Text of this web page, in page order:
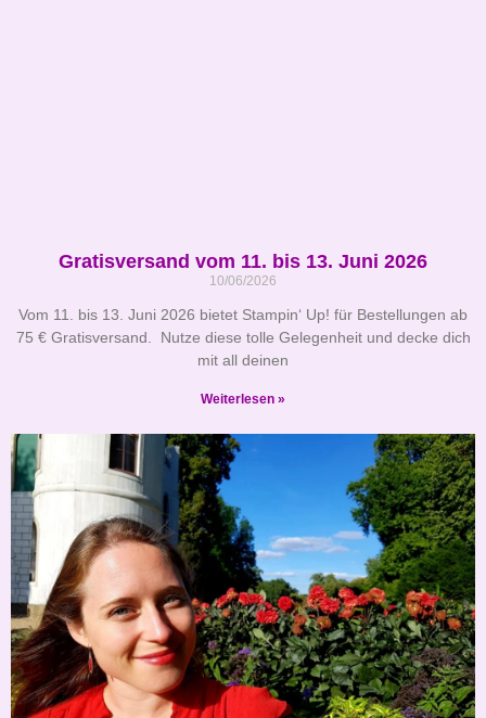
Gratisversand vom 11. bis 13. Juni 2026
10/06/2026
Vom 11. bis 13. Juni 2026 bietet Stampin‘ Up! für Bestellungen ab
75 € Gratisversand. Nutze diese tolle Gelegenheit und decke dich
mit all deinen
Weiterlesen »